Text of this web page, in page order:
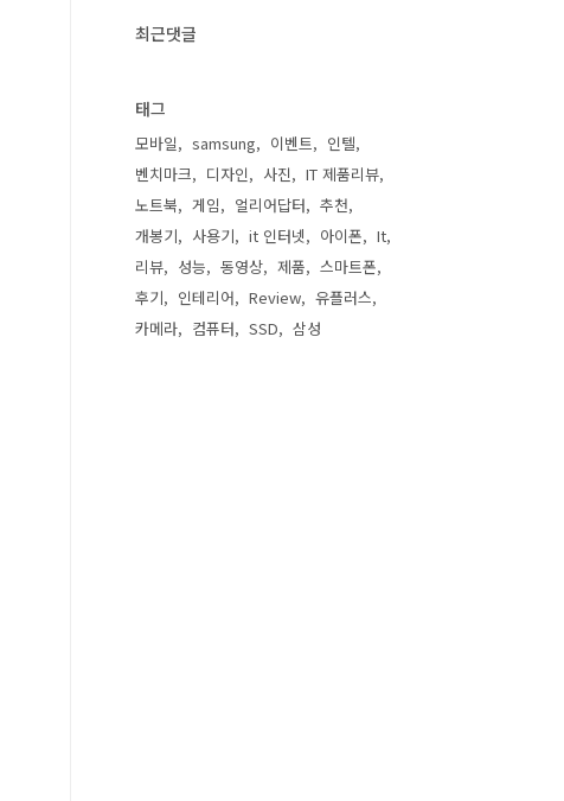
최근댓글
태그
모바일 samsung 이벤트
인텔
벤치마크
디자인 사진
IT 제품리뷰
노트북
게임 얼리어답터
추천
개봉기
사용기 it 인터넷 아이폰
It
리뷰
성능 동영상 제품
스마트폰
후기
인테리어 Review
유플러스
카메라
컴퓨터 SSD 삼성